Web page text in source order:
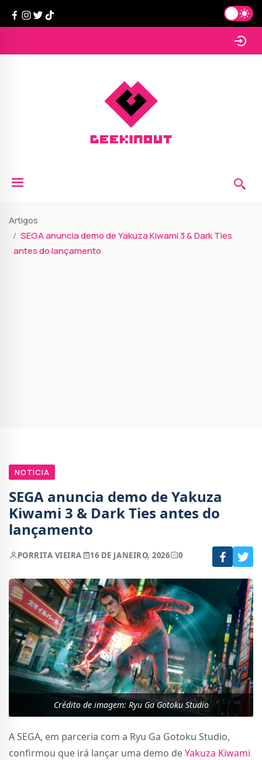
Artigos
SEGA anuncia demo de Yakuza Kiwami 3 & Dark Ties
antes do lançamento
NOTÍCIA
SEGA anuncia demo de Yakuza
Kiwami 3 & Dark Ties antes do
lançamento
PORRITA VIEIRA 16 DE JANEIRO, 2026 0
Crédito de imagem: Ryu Ga Gotoku Studio
A SEGA, em parceria com a Ryu Ga Gotoku Studio,
confirmou que irá lançar uma demo deYakuza Kiwami